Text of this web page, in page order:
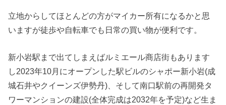
立地からしてほとんどの方がマイカー所有になるかと思
いますが徒歩や自転車でも日常の買い物が便利です。
新小岩駅まで出てしまえばルミエール商店街もあります
し2023年10月にオープンした駅ビルのシャポー新小岩(成
城石井やクイーンズ伊勢丹)、そして南口駅前の再開発タ
ワーマンションの建設(全体完成は2032年を予定)など生ま